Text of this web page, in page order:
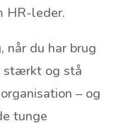
HR-leder.
når du har brug
stærkt og stå
– og
tunge